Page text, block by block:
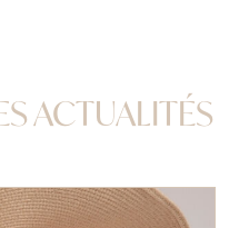
ACTUALITÉS